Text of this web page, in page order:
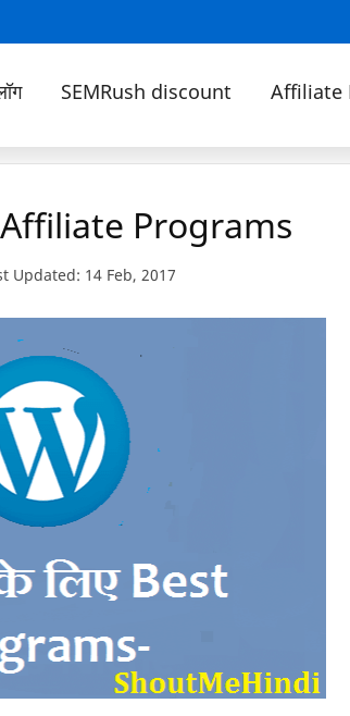
SEMRush discount Affiliate
Programs
Updated: 14 Feb, 2017